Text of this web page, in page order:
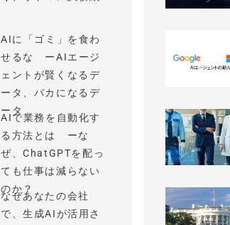
AIに「ゴミ」を食わ
せるな ーAIエージ
ェントが賢くなるデ
ータ、バカになるデ
ータ
AIで業務を自動化す
る方法とは ーな
ぜ、ChatGPTを配っ
ても仕事は減らない
のか？
なぜあなたの会社
で、生成AIが活用さ